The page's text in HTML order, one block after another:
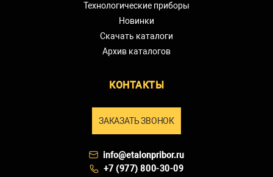
Технологические приборы
Новинки
Скачать каталоги
Архив каталогов
КОНТАКТЫ
ЗАКАЗАТЬ ЗВОНОК
info@etalonpribor.ru
+7 (977) 800-30-09